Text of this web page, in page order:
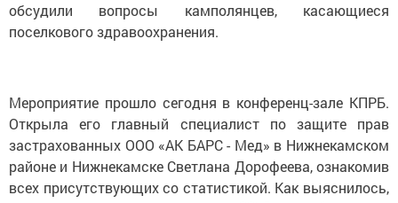
обсудили вопросы камполянцев, касающиеся
поселкового здравоохранения.
Мероприятие прошло сегодня в конференц-зале КПРБ.
Открыла его главный специалист по защите прав
застрахованных ООО «АК БАРС - Мед» в Нижнекамском
районе и Нижнекамске Светлана Дорофеева, ознакомив
всех присутствующих со статистикой. Как выяснилось,